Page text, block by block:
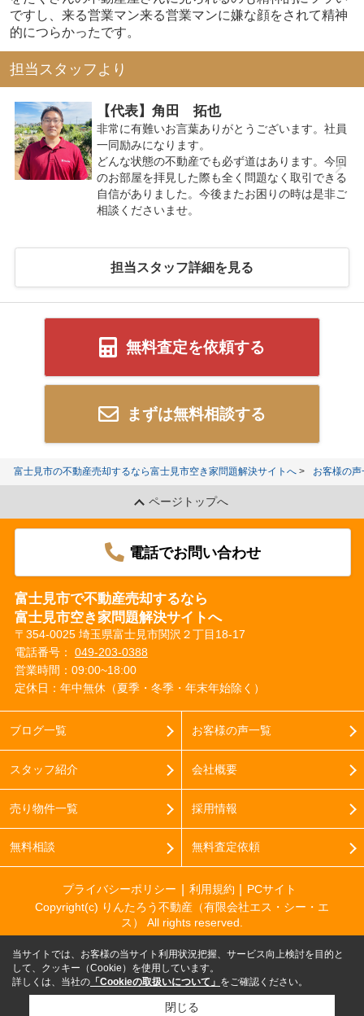
ですし、来る営業マン来る営業マンに嫌な顔をされて精神
的につらかったです。
担当スタッフより
【代表】角田 拓也
非常に有難いお言葉ありがとうございます。社員
一同励みになります。
どんな状態の不動産でも必ず道はあります。今回
のお部屋を拝見した際も全く問題なく取引できる
自信がありました。今後またお困りの時は是非ご
相談くださいませ。
担当スタッフ詳細を見る
無料査定を依頼する
まずは無料相談する
富士見市の不動産売却するなら富士見市空き家問題解決サイトへ お客様の声
ページトップへ
電話でお問い合わせ
富士見市で不動産売却するなら
富士見市空き家問題解決サイトへ
〒354-0025 埼玉県富士見市関沢２丁目18-17
電話番号： 049-203-0388
営業時間：09:00~18:00
定休日：年中無休（夏季・冬季・年末年始除く）
ブログ一覧
スタッフ紹介
売り物件一覧
無料相談
お客様の声一覧
会社概要
採用情報
無料査定依頼
プライバシーポリシー 利用規約
PCサイト
Copyright(c) りんたろう不動産（有限会社エス・シー・エ
ス） All rights reserved.
当サイトでは、お客様の当サイト利用状況把握、サービス向上検討を目的と
して、クッキー（Cookie）を使用しています。
詳しくは、当社の 「Cookieの取扱いについて」 をご確認ください。
閉じる